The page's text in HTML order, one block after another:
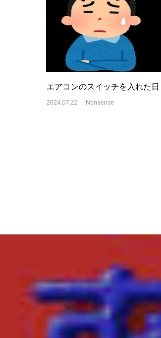
エアコンのスイッチを入れた日
2024.07.22 Nonsense